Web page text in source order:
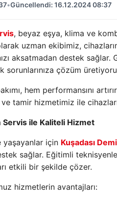
•Güncellendi: 16.12.2024 08:37
, beyaz eşya, klima ve
uzman ekibimiz,
aksatmadan destek
sorunlarınıza çözüm
hem performansını
tamir hizmetimiz ile
Servis ile Kaliteli Hizmet
yaşayanlar için Kuşadası
sağlar. Eğitimli
etkili bir şekilde çözer.
hizmetlerin avantajları: